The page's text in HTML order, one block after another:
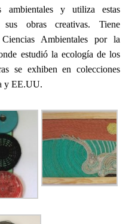
ambientales y utiliza estas
sus obras creativas. Tiene
Ambientales por la
estudió la ecología de los
se exhiben en colecciones
y EE.UU.